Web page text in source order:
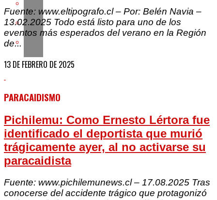
Fuente: www.eltipografo.cl – Por: Belén Navia –
13.02.2025 Todo está listo para uno de los
eventos más esperados del verano en la Región
de...
13 DE FEBRERO DE 2025
PARACAIDISMO
Pichilemu: Como Ernesto Lértora fue
identificado el deportista que murió
trágicamente ayer, al no activarse su
paracaidista
Fuente: www.pichilemunews.cl – 17.08.2025 Tras
conocerse del accidente trágico que protagonizó